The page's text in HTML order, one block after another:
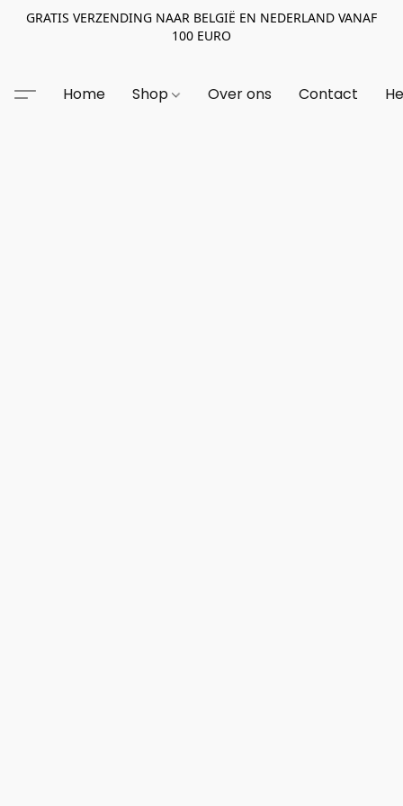
GRATIS VERZENDING NAAR BELGIË EN NEDERLAND VANAF
100 EURO
Home Shop Over ons Contact